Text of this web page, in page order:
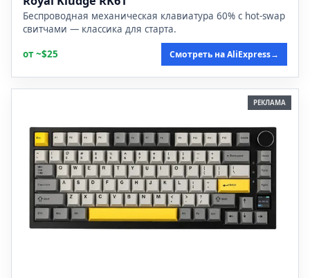
Беспроводная механическая клавиатура 60% с hot-swap
свитчами — классика для старта.
от ~$25
Смотреть на AliExpress→
РЕКЛАМА